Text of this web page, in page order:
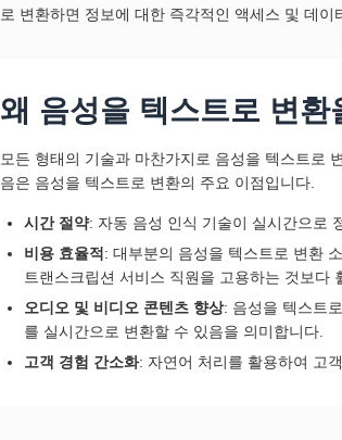
로 변환하면 정보에 대한 즉각적인 액세스 및 데
왜 음성을 텍스트로 변
모든 형태의 기술과 마찬가지로 음성을 텍스트로
음은 음성을 텍스트로 변환의 주요 이점입니다.
시간 절약: 자동 음성 인식 기술이 실시간으로
비용 효율적 : 대부분의 음성을 텍스트로 변환
트랜스크립션 서비스 직원을 고용하는 것보다
오디오 및 비디오 콘텐츠 향상: 음성을 텍스트
를 실시간으로 변환할 수 있음을 의미합니다.
고객 경험 간소화: 자연어 처리를 활용하여 고